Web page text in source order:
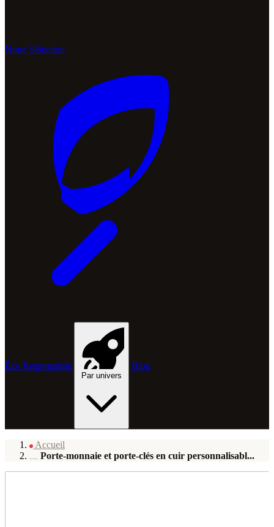
Notre Sélection
Éco Responsable
Par univers
Blog
Accueil
Porte-monnaie et porte-clés en cuir personnalisabl...